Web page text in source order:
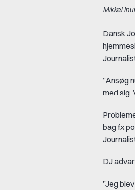
Mikkel
Dansk
”Ansøg
med sig.
bag fx
DJ
”Jeg